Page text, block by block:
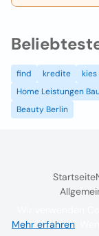
find kredite kies
Home Leistungen
Beauty Berlin
Startseite
Wir verwenden
Mehr erfahren